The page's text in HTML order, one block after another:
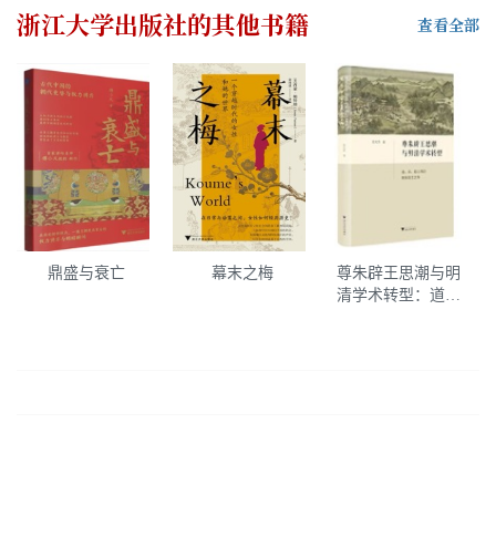
浙江大学出版社的其他书籍 查看全部
鼎盛与衰亡 幕末之梅
尊朱辟王思潮与明
清学术转型：道、